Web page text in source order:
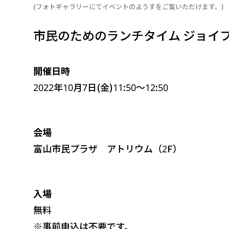
(フォトギャラリーにてイベントのようすをご覧いただけます。)
市民のためのランチタイム ジョイ
開催日時
2022年10月7日(金)11:50～12:50
会場
富山市民プラザ アトリウム（2F）
入場
無料
※事前申込は不要です。